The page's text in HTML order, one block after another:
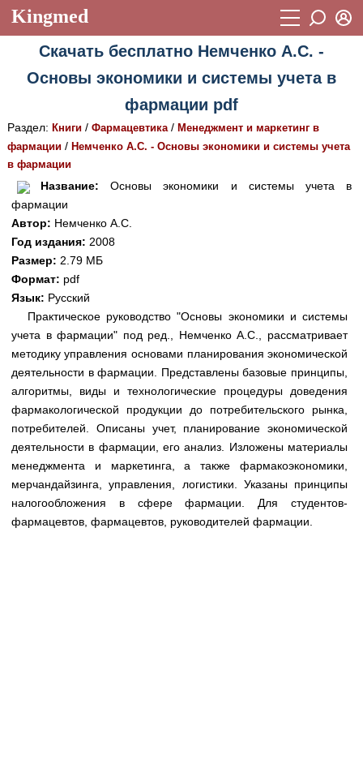
Kingmed
Учебный материал
Видеогалерея 899
Истории болезней 1268
Лекции и презентации 2474
Аккредитационные тесты
Методические рекомендации
Научно-популярное
Статьи
Новости (244)
Медицинская стандартизация
Нормативы экстренной и неотложной помощи
Нормы лабораторных и инструментальных
исследований
Обратная связь
Восстановить пароль
Регистрация
Скачать бесплатно Немченко А.С. -
Основы экономики и системы учета в
фармации pdf
Раздел: Книги/ Фармацевтика/ Менеджмент и маркетинг в
фармации/ Немченко А.С. - Основы экономики и системы учета
в фармации
Название: Основы экономики и системы учета в
фармации
Автор: Немченко А.С.
Год издания: 2008
Размер: 2.79 МБ
Формат: pdf
Язык: Русский
Практическое руководство "Основы экономики и системы
учета в фармации" под ред., Немченко А.С., рассматривает
методику управления основами планирования экономической
деятельности в фармации. Представлены базовые принципы,
алгоритмы, виды и технологические процедуры доведения
фармакологической продукции до потребительского рынка,
потребителей. Описаны учет, планирование экономической
деятельности в фармации, его анализ. Изложены материалы
менеджмента и маркетинга, а также фармакоэкономики,
мерчандайзинга, управления, логистики. Указаны принципы
налогообложения в сфере фармации. Для студентов-
фармацевтов, фармацевтов, руководителей фармации.